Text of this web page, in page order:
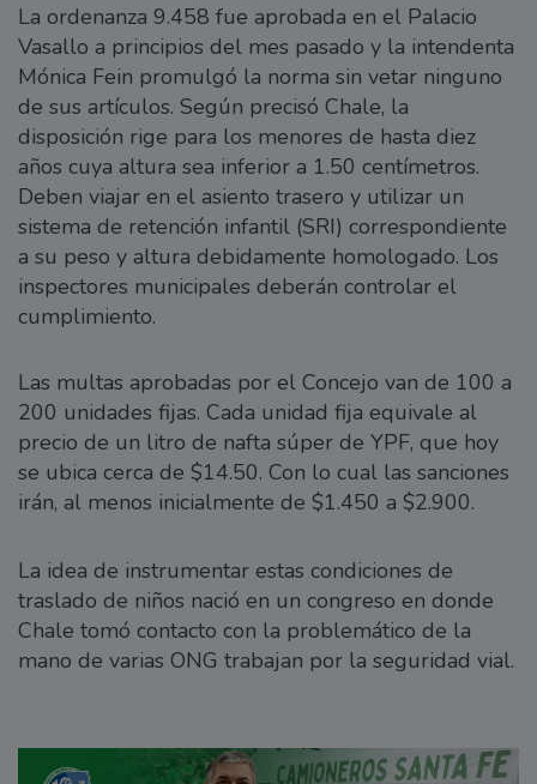
La ordenanza 9.458 fue aprobada en el Palacio
Vasallo a principios del mes pasado y la intendenta
Mónica Fein promulgó la norma sin vetar ninguno
de sus artículos. Según precisó Chale, la
disposición rige para los menores de hasta diez
años cuya altura sea inferior a 1.50 centímetros.
Deben viajar en el asiento trasero y utilizar un
sistema de retención infantil (SRI) correspondiente
a su peso y altura debidamente homologado. Los
inspectores municipales deberán controlar el
cumplimiento.
Las multas aprobadas por el Concejo van de 100 a
200 unidades fijas. Cada unidad fija equivale al
precio de un litro de nafta súper de YPF, que hoy
se ubica cerca de $14.50. Con lo cual las sanciones
irán, al menos inicialmente de $1.450 a $2.900.
La idea de instrumentar estas condiciones de
traslado de niños nació en un congreso en donde
Chale tomó contacto con la problemático de la
mano de varias ONG trabajan por la seguridad vial.